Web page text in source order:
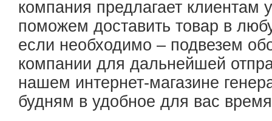
компания предлагает клиентам
поможем доставить товар в
если необходимо – подвезем
компании для дальнейшей
нашем интернет-магазине
будням в удобное для вас